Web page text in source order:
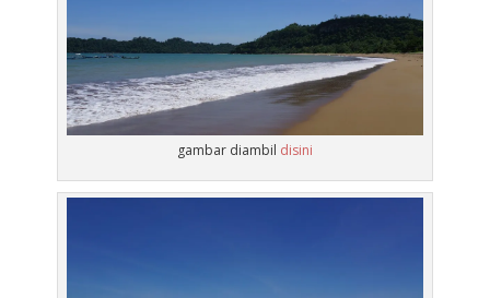
gambar diambil disini